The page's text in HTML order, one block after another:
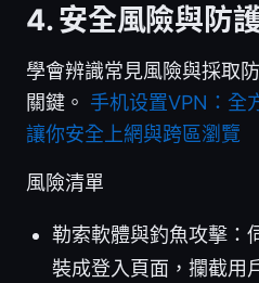
4. 安全風險與防
學會辨識常見風險與採取
關鍵。 手机设置VPN：全
讓你安全上網與跨區瀏覽
風險清單
勒索軟體與釣魚攻擊：
裝成登入頁面，攔截用